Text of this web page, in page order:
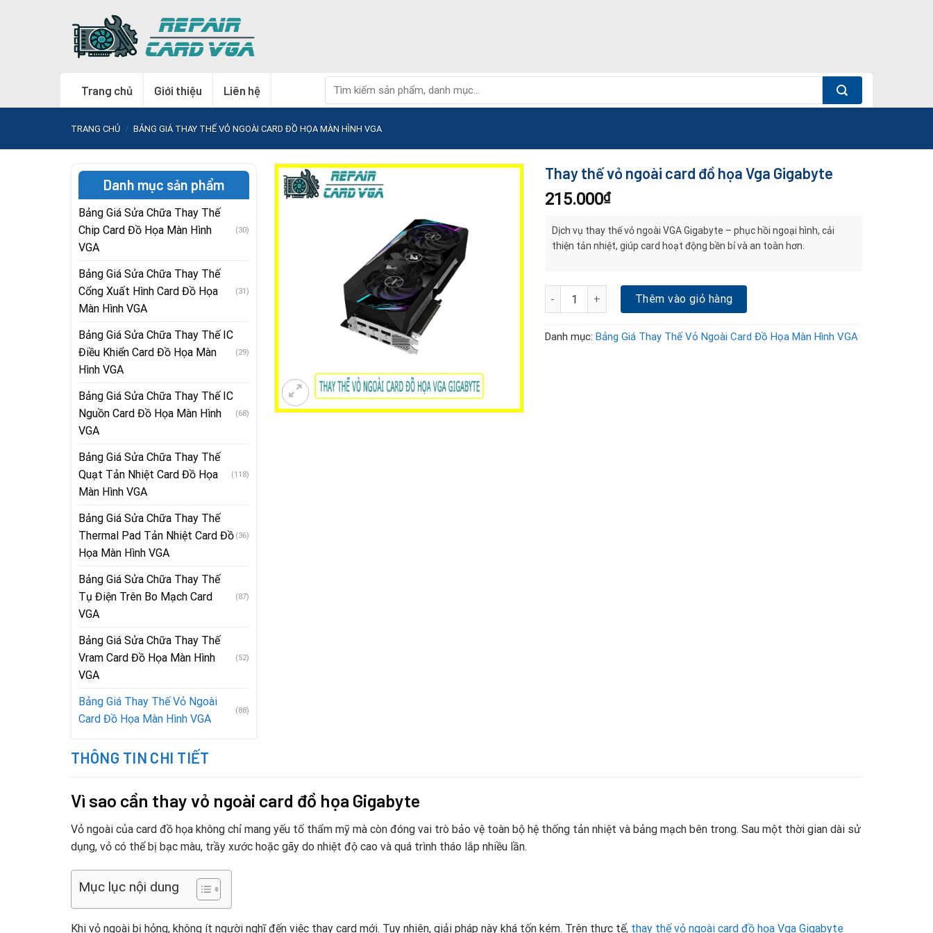
Trang chủ Giới thiệu Liên hệ
kiếm:
TRANG CHỦ / BẢNG GIÁ THAY THẾ VỎ NGOÀI CARD ĐỒ HỌA MÀN HÌNH VGA
Thay thế vỏ ngoài card đồ họa Vga Gigabyte
215.000₫
Dịch vụ thay thế vỏ ngoài VGA Gigabyte – phục hồi ngoại hình, cải
thiện tản nhiệt, giúp card hoạt động bền bỉ và an toàn hơn.
Thay thế vỏ ngoài card đồ họa Vga Gigabyte số lượng
Thêm vào giỏ hàng
Danh mục: Bảng Giá Thay Thế Vỏ Ngoài Card Đồ Họa Màn Hình VGA
Danh mục sản phẩm
Bảng Giá Sửa Chữa Thay Thế
Chip Card Đồ Họa Màn Hình
VGA
(30)
Bảng Giá Sửa Chữa Thay Thế
Cổng Xuất Hình Card Đồ Họa
Màn Hình VGA
(31)
Bảng Giá Sửa Chữa Thay Thế IC
Điều Khiển Card Đồ Họa Màn
Hình VGA
(29)
Bảng Giá Sửa Chữa Thay Thế IC
Nguồn Card Đồ Họa Màn Hình
VGA
(68)
Bảng Giá Sửa Chữa Thay Thế
Quạt Tản Nhiệt Card Đồ Họa
Màn Hình VGA
(118)
Bảng Giá Sửa Chữa Thay Thế
Thermal Pad Tản Nhiệt Card Đồ
Họa Màn Hình VGA
(36)
Bảng Giá Sửa Chữa Thay Thế
Tụ Điện Trên Bo Mạch Card
VGA
(87)
Bảng Giá Sửa Chữa Thay Thế
Vram Card Đồ Họa Màn Hình
VGA
(52)
Bảng Giá Thay Thế Vỏ Ngoài
Card Đồ Họa Màn Hình VGA
(88)
THÔNG TIN CHI TIẾT
Vì sao cần thay vỏ ngoài card đồ họa Gigabyte
Vỏ ngoài của card đồ họa không chỉ mang yếu tố thẩm mỹ mà còn đóng vai trò bảo vệ toàn bộ hệ thống tản nhiệt và bảng mạch bên trong. Sau một thời gian dài sử
dụng, vỏ có thể bị bạc màu, trầy xước hoặc gãy do nhiệt độ cao và quá trình tháo lắp nhiều lần.
Mục lục nội dung
Khi vỏ ngoài bị hỏng, không ít người nghĩ đến việc thay card mới. Tuy nhiên, giải pháp này khá tốn kém. Trên thực tế, thay thế vỏ ngoài card đồ họa Vga Gigabyte